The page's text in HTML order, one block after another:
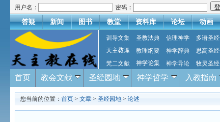
用户名： 密码：
答疑 新闻 图书 教堂 资料库 论坛 动画
训导文集 圣教法典 信理神学
多语圣经
天主教理
教理纲要 神学辞典
思高圣经
梵二文献
神学论集 神学导论 牧灵圣经
首页 教会文献 圣经园地 神学哲学 入教指南
您当前的位置： 首页 > 文章 > 圣经园地 > 论述